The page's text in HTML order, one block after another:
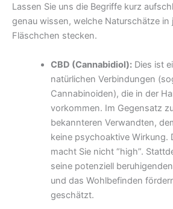
Lassen Sie uns die Begriffe kurz
genau wissen, welche Naturschätze in
Fläschchen stecken.
CBD (Cannabidiol):Dies ist
natürlichen Verbindungen
Cannabinoiden), die in der
vorkommen. Im Gegensatz
bekannteren Verwandten,
keine psychoaktive Wirkung.
macht Sie nicht “high”.
seine potenziell
und das Wohlbefinden
geschätzt.